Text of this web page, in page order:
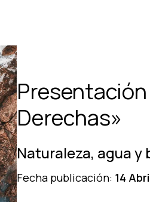
Derechas»
Naturaleza, agua y
Fecha publicación: 14